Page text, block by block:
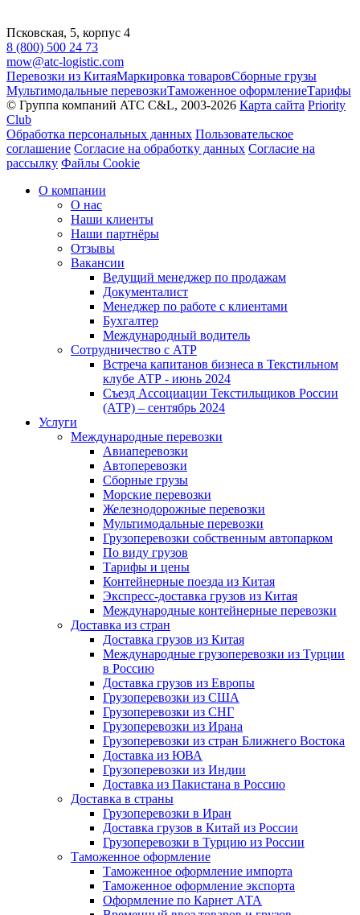
Псковская, 5, корпус 4
8 (800) 500 24 73
mow@atc-logistic.com
Перевозки из КитаяМаркировка товаровСборные грузы
Мультимодальные перевозкиТаможенное оформлениеТарифы
© Группа компаний ATC C&L, 2003-2026 Карта сайта Priority
Club
Обработка персональных данных Пользовательское
соглашение Согласие на обработку данных Согласие на
рассылку Файлы Cookie
О компании
О нас
Наши клиенты
Наши партнёры
Отзывы
Вакансии
Ведущий менеджер по продажам
Документалист
Менеджер по работе с клиентами
Бухгалтер
Международный водитель
Сотрудничество с АТР
Встреча капитанов бизнеса в Текстильном
клубе АТР - июнь 2024
Съезд Ассоциации Текстильщиков России
(АТР) – сентябрь 2024
Услуги
Международные перевозки
Авиаперевозки
Автоперевозки
Сборные грузы
Морские перевозки
Железнодорожные перевозки
Мультимодальные перевозки
Грузоперевозки собственным автопарком
По виду грузов
Тарифы и цены
Контейнерные поезда из Китая
Экспресс-доставка грузов из Китая
Международные контейнерные перевозки
Доставка из стран
Доставка грузов из Китая
Международные грузоперевозки из Турции
в Россию
Доставка грузов из Европы
Грузоперевозки из США
Грузоперевозки из СНГ
Грузоперевозки из Ирана
Грузоперевозки из стран Ближнего Востока
Доставка из ЮВА
Грузоперевозки из Индии
Доставка из Пакистана в Россию
Доставка в страны
Грузоперевозки в Иран
Доставка грузов в Китай из России
Грузоперевозки в Турцию из России
Таможенное оформление
Таможенное оформление импорта
Таможенное оформление экспорта
Оформление по Карнет АТА